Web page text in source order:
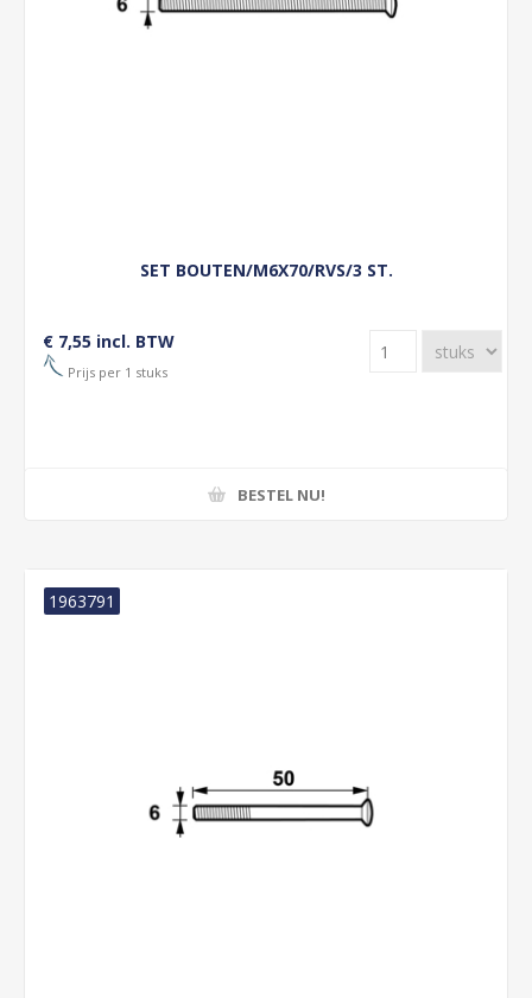
SET BOUTEN/M6X70/RVS/3 ST.
€ 7,55 incl. BTW
Prijs per 1 stuks
BESTEL NU!
1963791